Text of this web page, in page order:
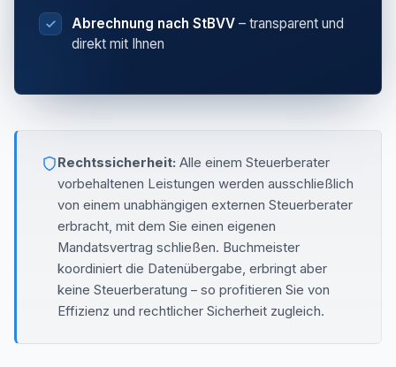
Abrechnung nach StBVV – transparent und
direkt mit Ihnen
Rechtssicherheit: Alle einem Steuerberater
vorbehaltenen Leistungen werden ausschließlich
von einem unabhängigen externen Steuerberater
erbracht, mit dem Sie einen eigenen
Mandatsvertrag schließen. Buchmeister
koordiniert die Datenübergabe, erbringt aber
keine Steuerberatung – so profitieren Sie von
Effizienz und rechtlicher Sicherheit zugleich.